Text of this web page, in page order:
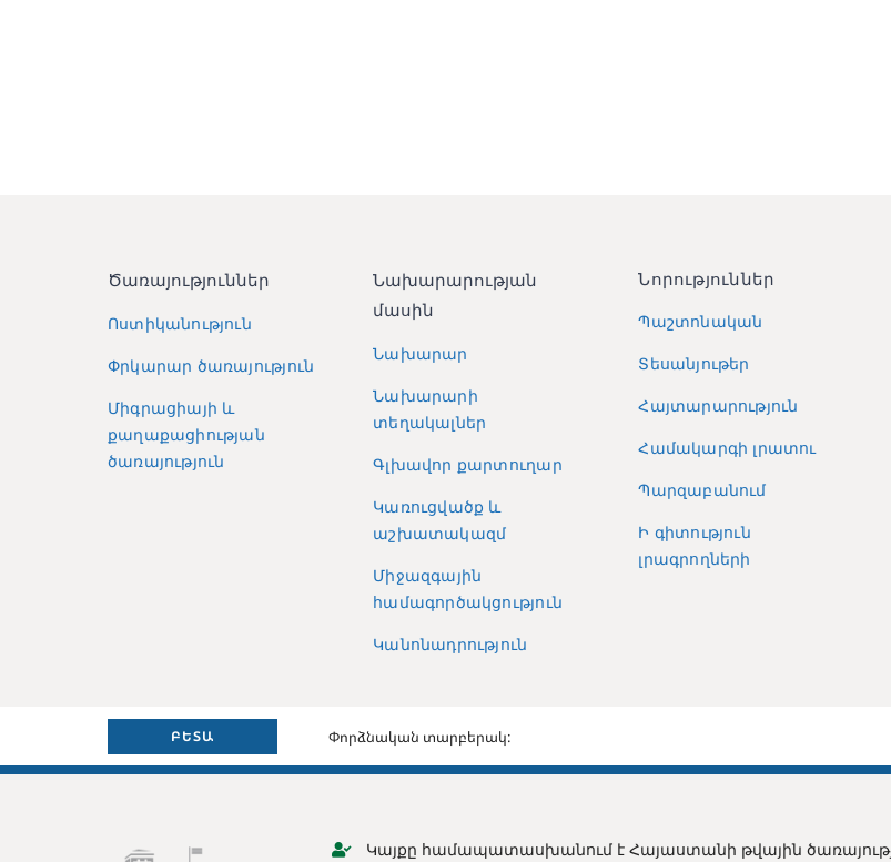
Ծառայություններ
Ոստիկանություն
Փրկարար ծառայություն
Միգրացիայի և
քաղաքացիության
ծառայություն
Նախարարության
մասին
Նախարար
Նախարարի
տեղակալներ
Գլխավոր քարտուղար
Կառուցվածք և
աշխատակազմ
Միջազգային
համագործակցություն
Կանոնադրություն
Նորություններ
Պաշտոնական
Տեսանյութեր
Հայտարարություն
Համակարգի լրատու
Պարզաբանում
Ի գիտություն
լրագրողների
ԲԵՏԱ Փորձնական տարբերակ:
Կայքը համապատասխանում է Հայաստանի թվային